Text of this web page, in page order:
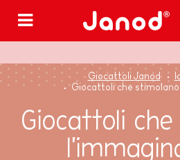
Giocattoli Janod
Giocattoli che
Giocattoli